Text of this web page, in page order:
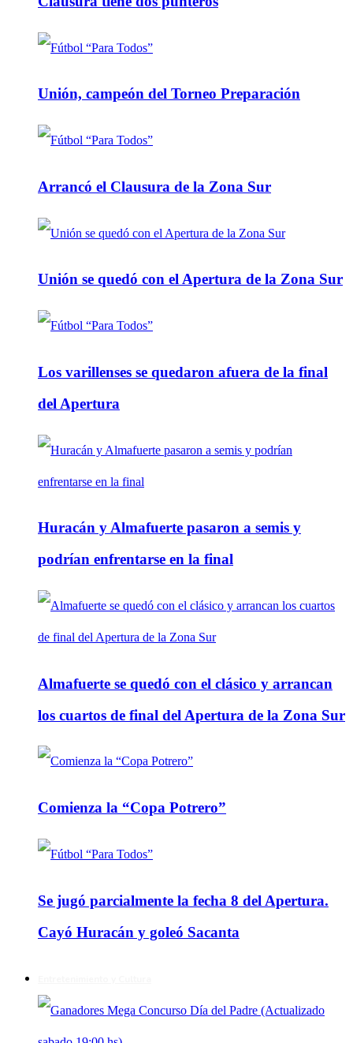
Unión, campeón del Torneo Preparación
Arrancó el Clausura de la Zona Sur
Unión se quedó con el Apertura de la Zona Sur
Los varillenses se quedaron afuera de la final
del Apertura
Huracán y Almafuerte pasaron a semis y
podrían enfrentarse en la final
Almafuerte se quedó con el clásico y arrancan
los cuartos de final del Apertura de la Zona Sur
Comienza la “Copa Potrero”
Se jugó parcialmente la fecha 8 del Apertura.
Cayó Huracán y goleó Sacanta